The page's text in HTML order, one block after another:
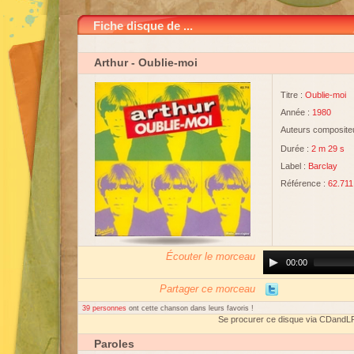
Fiche disque de ...
Arthur- Oublie-moi
Titre : Oublie-moi
Année : 1980
Auteurs
Durée : 2 m 29 s
Label : Barclay
Référence : 62.711
Écouter le morceau
Player00:00
Partager ce morceau
39 personnes ont cette chanson dans leurs favoris !
Se procurer ce disque via
Paroles